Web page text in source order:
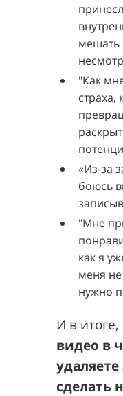
мешать
"Как
страха,
«Из-за
боюсь
"Мне
как я
меня не
нужно
И в
видео в
сделать